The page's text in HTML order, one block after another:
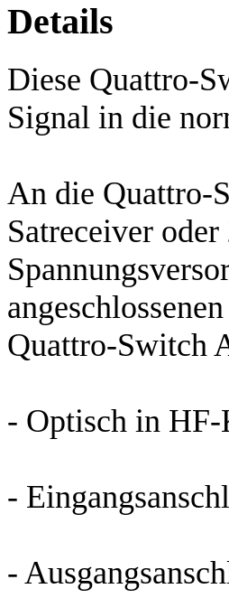
Details
Diese Quattro-
Signal in die
An die Quattro-
Satreceiver
Quattro-Switch
- Optisch in
-
-